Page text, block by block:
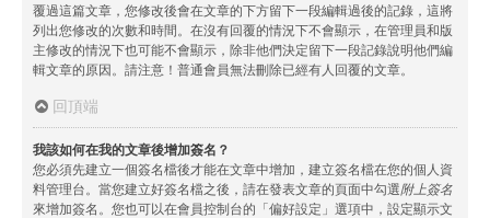
覆過這篇文章，您修改後會在文章的下方留下一段編輯過後的記錄，這將
列出您修改的次數和時間。在沒有回覆的情況下不會顯示，在管理員和版
主修改的情況下也可能不會顯示，除非他們決定留下一段記錄說明他們編
輯文章的原因。請注意！普通會員無法刪除已經有人回覆的文章。
回頂端
我該如何在我的文章後增加簽名？
您必須先建立一個簽名檔後才能在文章中增加，建立簽名檔在您的個人資
料管理台。當您建立好簽名檔之後，請在發表文章的頁面中勾選附上簽名
來增加簽名。您也可以在會員控制台的「偏好設定」選項中，設定顯示文